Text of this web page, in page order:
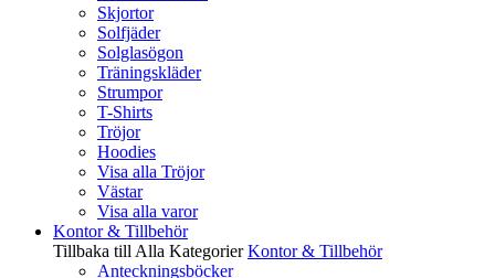
Skjortor
Solfjäder
Solglasögon
Träningskläder
Strumpor
T-Shirts
Tröjor
Hoodies
Visa alla Tröjor
Västar
Visa alla varor
Kontor & Tillbehör
Tillbaka till Alla Kategorier Kontor & Tillbehör
Anteckningsböcker